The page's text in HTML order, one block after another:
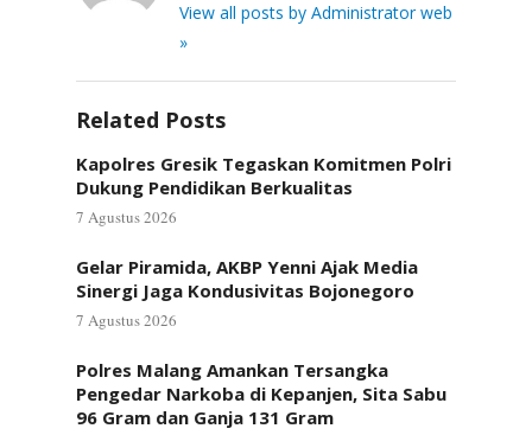
View all posts by Administrator web
»
Related Posts
Kapolres Gresik Tegaskan Komitmen Polri
Dukung Pendidikan Berkualitas
7 Agustus 2026
Gelar Piramida, AKBP Yenni Ajak Media
Sinergi Jaga Kondusivitas Bojonegoro
7 Agustus 2026
Polres Malang Amankan Tersangka
Pengedar Narkoba di Kepanjen, Sita Sabu
96 Gram dan Ganja 131 Gram